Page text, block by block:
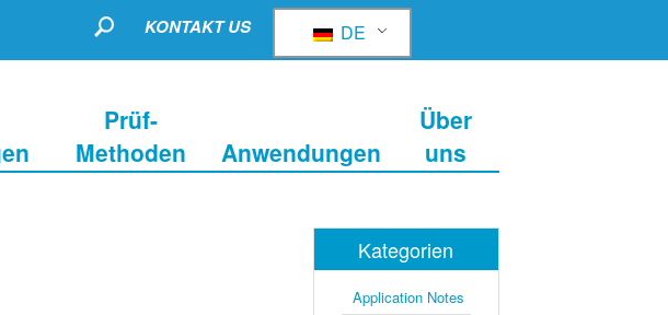
DE
KONTAKT US
Prüf-
Methoden
Anwendungen
Über
uns
Kategorien
Application Notes